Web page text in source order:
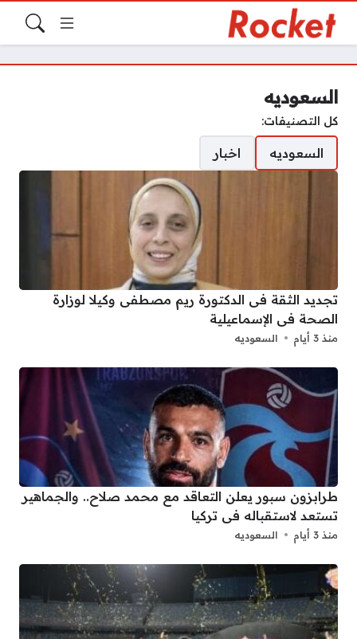
السعوديه
كل التصنيفات:
اخبار السعوديه
تجديد الثقة فى الدكتورة ريم مصطفى وكيلا لوزارة
الصحة فى الإسماعيلية
منذ 3 أيام السعوديه
طرابزون سبور يعلن التعاقد مع محمد صلاح.. والجماهير
تستعد لاستقباله فى تركيا
منذ 3 أيام السعوديه